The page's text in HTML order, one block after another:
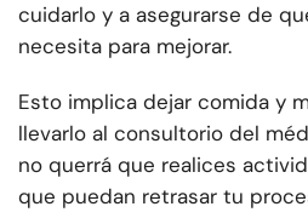
cuidarlo y a asegurarse de
necesita para mejorar.
Esto implica dejar comida y
llevarlo al consultorio del
no querrá que realices
que puedan retrasar tu